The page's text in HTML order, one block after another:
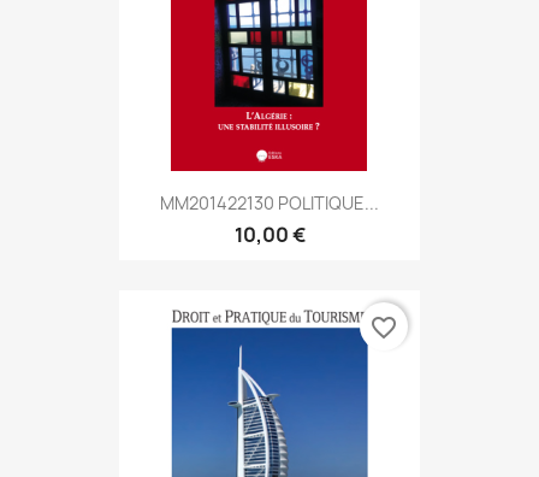
MM201422130 POLITIQUE...
10,00 €
favorite_border